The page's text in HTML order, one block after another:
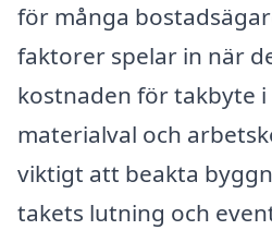
för många
faktorer spelar in när
kostnaden för takbyte
materialval och
viktigt att beakta
takets lutning och